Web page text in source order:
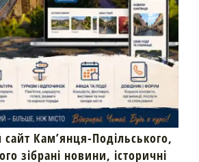
Кам’янця-Подільського,
зібрані новини, історичні